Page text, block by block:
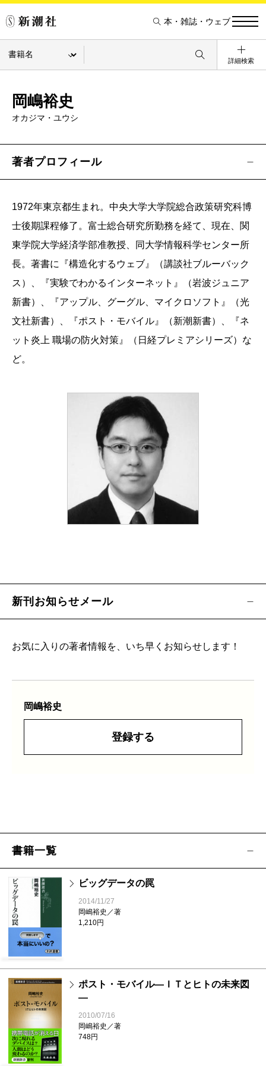
本・雑誌・ウェブ
詳細検索
岡嶋裕史
オカジマ・ユウシ
著者プロフィール
1972年東京都生まれ。中央大学大学院総合政策研究科博
士後期課程修了。富士総合研究所勤務を経て、現在、関
東学院大学経済学部准教授、同大学情報科学センター所
長。著書に『構造化するウェブ』（講談社ブルーバック
ス）、『実験でわかるインターネット』（岩波ジュニア
新書）、『アップル、グーグル、マイクロソフト』（光
文社新書）、『ポスト・モバイル』（新潮新書）、『ネ
ット炎上 職場の防火対策』（日経プレミアシリーズ）な
ど。
新刊お知らせメール
お気に入りの著者情報を、いち早くお知らせします！
岡嶋裕史
登録する
書籍一覧
ビッグデータの罠
2014/11/27
岡嶋裕史／著
1,210円
ポスト・モバイル―ＩＴとヒトの未来図
―
2010/07/16
岡嶋裕史／著
748円